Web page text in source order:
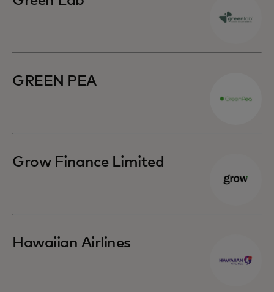
GREEN PEA
Grow Finance Limited
Hawaiian Airlines